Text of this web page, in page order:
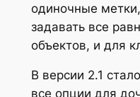
одиночные
задавать все
объектов, и для
В версии 2.1
все опции для